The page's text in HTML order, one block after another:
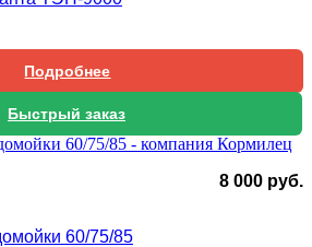
Подробнее
Быстрый заказ
8 000 руб.
60/75/85